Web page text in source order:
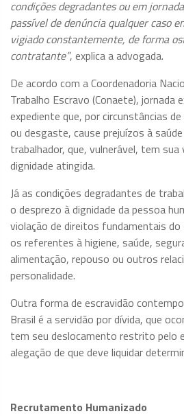
condições degradantes ou em
passível de denúncia qualquer caso
vigiado constantemente, de forma
contratante”, explica a advogada.
De acordo com a Coordenadoria
Trabalho Escravo (Conaete), jornada
expediente que, por circunstâncias
ou desgaste, cause prejuízos à
trabalhador, que, vulnerável, tem
dignidade atingida.
Já as condições degradantes de
o desprezo à dignidade da pessoa
violação de direitos fundamentais do
os referentes à higiene, saúde,
alimentação, repouso ou outros
personalidade.
Outra forma de escravidão
Brasil é a servidão por dívida, que
tem seu deslocamento restrito pelo
alegação de que deve liquidar
Recrutamento Humanizado